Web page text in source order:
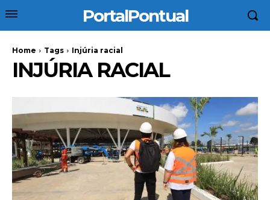
PortalPontual
Home Tags Injúria racial
INJÚRIA RACIAL